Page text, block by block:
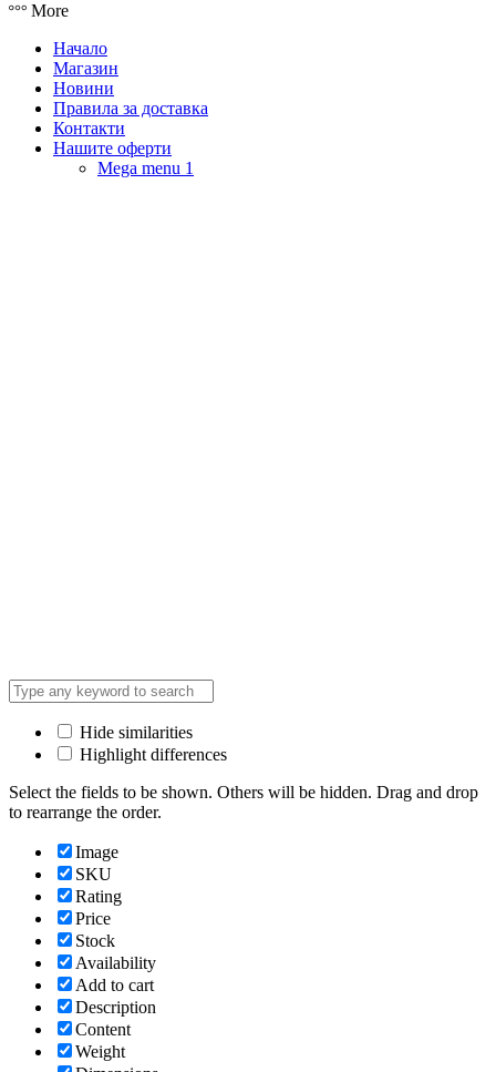
More
Начало
Магазин
Новини
Правила за доставка
Контакти
Нашите оферти
Mega menu 1
Hide similarities
Highlight differences
Select the fields to be shown. Others will be hidden. Drag and drop
to rearrange the order.
Image
SKU
Rating
Price
Stock
Availability
Add to cart
Description
Content
Weight